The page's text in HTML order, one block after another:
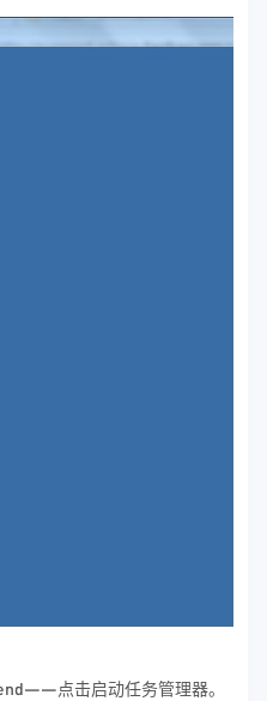
点击启动任务管理器。